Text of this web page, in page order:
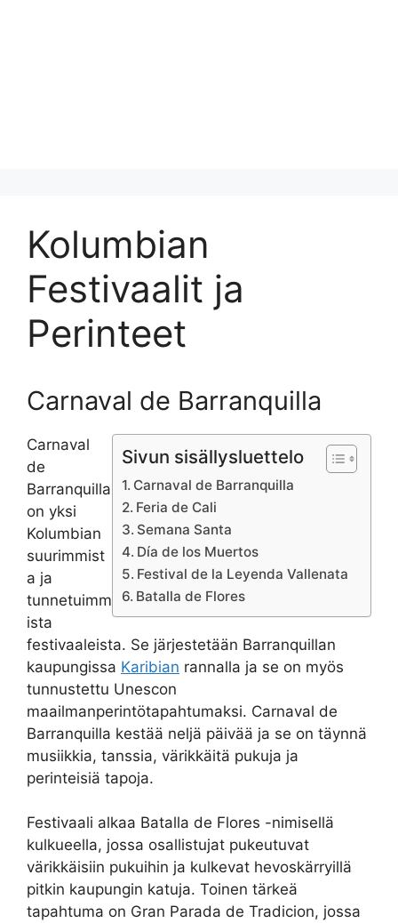
Kolumbian
Festivaalit ja
Perinteet
Carnaval de Barranquilla
Sivun sisällysluettelo
Carnaval de Barranquilla
Feria de Cali
Semana Santa
Día de los Muertos
Festival de la Leyenda Vallenata
Batalla de Flores
Carnaval
de
Barranquilla
on yksi
Kolumbian
suurimmist
a ja
tunnetuimm
ista
festivaaleista. Se järjestetään Barranquillan
kaupungissa Karibian rannalla ja se on myös
tunnustettu Unescon
maailmanperintötapahtumaksi. Carnaval de
Barranquilla kestää neljä päivää ja se on täynnä
musiikkia, tanssia, värikkäitä pukuja ja
perinteisiä tapoja.
Festivaali alkaa Batalla de Flores -nimisellä
kulkueella, jossa osallistujat pukeutuvat
värikkäisiin pukuihin ja kulkevat hevoskärryillä
pitkin kaupungin katuja. Toinen tärkeä
tapahtuma on Gran Parada de Tradicion, jossa